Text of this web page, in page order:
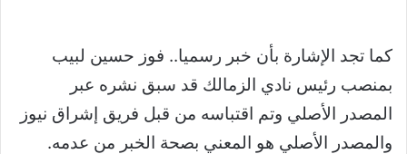
كما تجد الإشارة بأن خبر رسميا.. فوز حسين لبيب
بمنصب رئيس نادي الزمالك قد سبق نشره عبر
المصدر الأصلي وتم اقتباسه من قبل فريق إشراق نيوز
والمصدر الأصلي هو المعني بصحة الخبر من عدمه.